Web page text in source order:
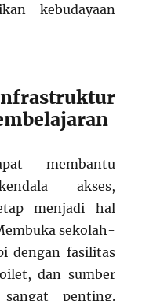
kebudayaan
membantu
akses,
menjadi hal
sekolah-
dengan fasilitas
dan sumber
penting.